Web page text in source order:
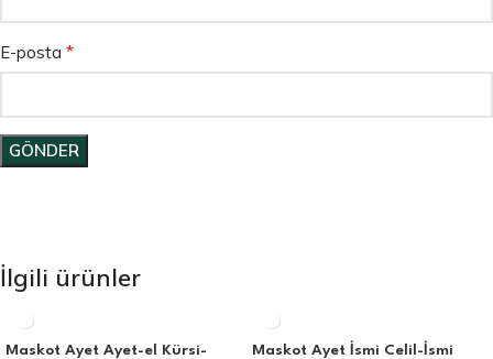
E-posta *
İlgili ürünler
Maskot Ayet Ayet-el Kürsi-
Maskot Ayet İsmi Celil-İsmi